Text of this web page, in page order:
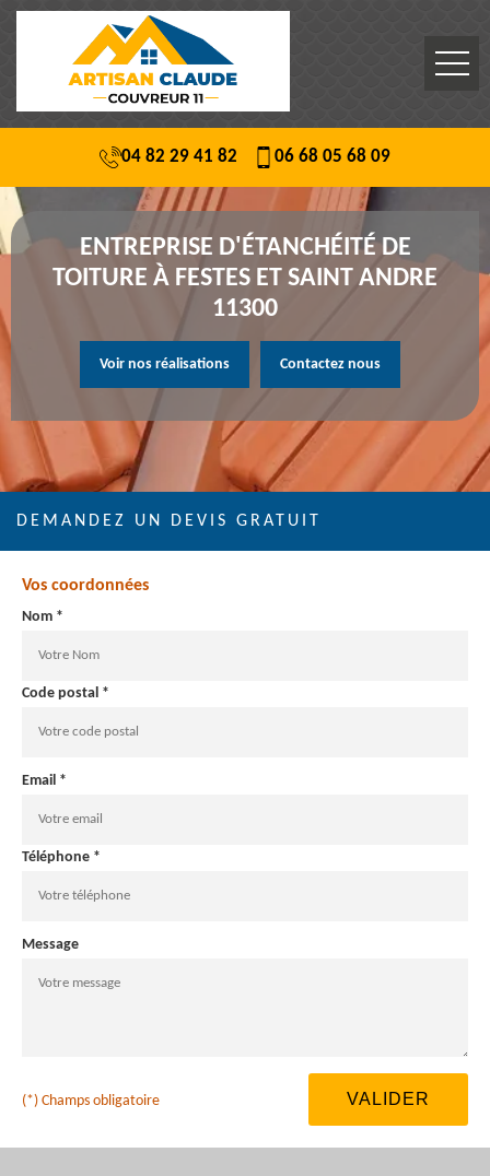
04 82 29 41 82 06 68 05 68 09
ENTREPRISE D'ÉTANCHÉITÉ DE
TOITURE À FESTES ET SAINT ANDRE
11300
Voir nos réalisations Contactez nous
DEMANDEZ UN DEVIS GRATUIT
Vos coordonnées
Nom *
Code postal *
Email *
Téléphone *
Message
(*) Champs obligatoire